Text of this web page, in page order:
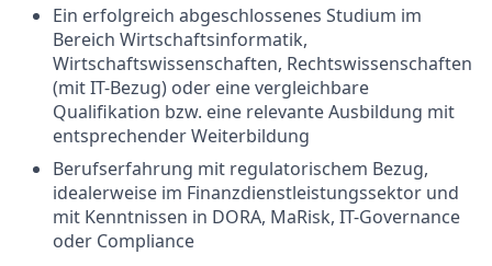
Ein erfolgreich abgeschlossenes Studium im
Bereich Wirtschaftsinformatik,
Wirtschaftswissenschaften, Rechtswissenschaften
(mit IT-Bezug) oder eine vergleichbare
Qualifikation bzw. eine relevante Ausbildung mit
entsprechender Weiterbildung
Berufserfahrung mit regulatorischem Bezug,
idealerweise im Finanzdienstleistungssektor und
mit Kenntnissen in DORA, MaRisk, IT-Governance
oder Compliance